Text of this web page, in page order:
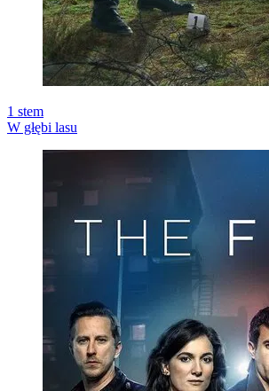
1 stem
W głębi lasu